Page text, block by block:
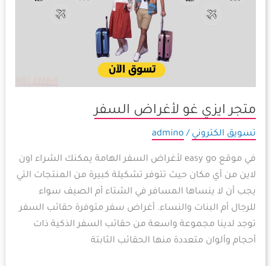
متجر ايزي غو لأغراض السفر
تسويق الكتروني /
admino
في موقع easy go لأغراض السفر الهامة يمكنك الشراء اون
لاين من أي مكان حيث تتوفر تشكيلة كبيرة من المنتجات التي
يجب أن لا ينساها المسافر في الشتاء أم الصيف سواء
للرجال أم البنات والنساء. أغراض سفر متوفرة حقائب السفر
توجد لدينا مجموعة واسعة من حقائب السفر الذكية ذات
أحجام وألوان متعددة منها الحقائب الثابتة